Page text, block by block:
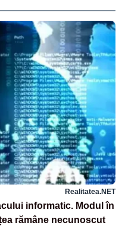
Realitatea.NET
informatic. Modul în
rămâne necunoscut